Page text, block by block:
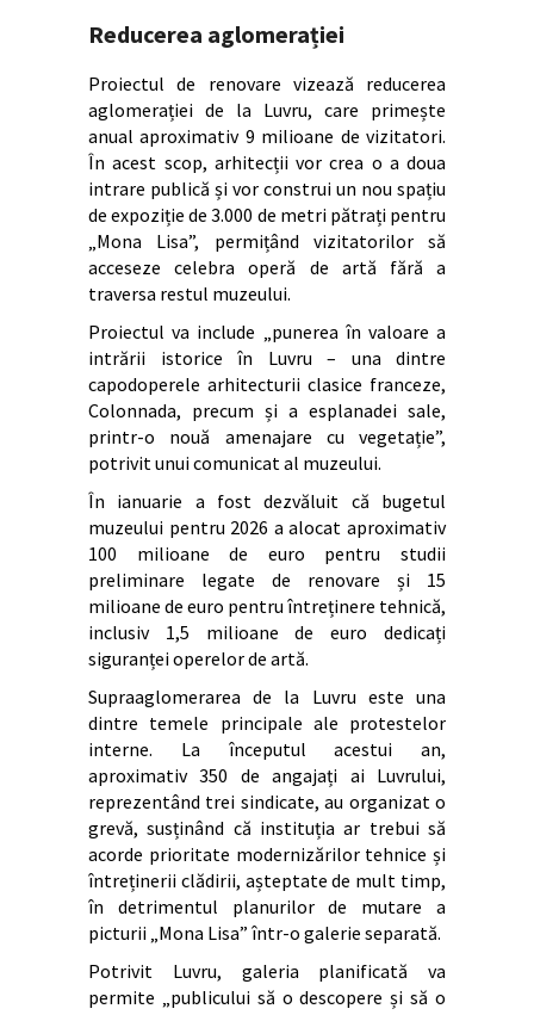
Reducerea aglomerației
Proiectul de renovare vizează reducerea
aglomerației de la Luvru, care primește
anual aproximativ 9 milioane de vizitatori.
În acest scop, arhitecții vor crea o a doua
intrare publică și vor construi un nou spațiu
de expoziție de 3.000 de metri pătrați pentru
„Mona Lisa”, permițând vizitatorilor să
acceseze celebra operă de artă fără a
traversa restul muzeului.
Proiectul va include „punerea în valoare a
intrării istorice în Luvru – una dintre
capodoperele arhitecturii clasice franceze,
Colonnada, precum și a esplanadei sale,
printr-o nouă amenajare cu vegetație”,
potrivit unui comunicat al muzeului.
În ianuarie a fost dezvăluit că bugetul
muzeului pentru 2026 a alocat aproximativ
100 milioane de euro pentru studii
preliminare legate de renovare și 15
milioane de euro pentru întreținere tehnică,
inclusiv 1,5 milioane de euro dedicați
siguranței operelor de artă.
Supraaglomerarea de la Luvru este una
dintre temele principale ale protestelor
interne. La începutul acestui an,
aproximativ 350 de angajați ai Luvrului,
reprezentând trei sindicate, au organizat o
grevă, susținând că instituția ar trebui să
acorde prioritate modernizărilor tehnice și
întreținerii clădirii, așteptate de mult timp,
în detrimentul planurilor de mutare a
picturii „Mona Lisa” într-o galerie separată.
Potrivit Luvru, galeria planificată va
permite „publicului să o descopere și să o